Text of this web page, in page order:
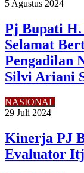
5 Agustus 2024
Pj Bupati H.
Selamat
Pengadilan
Silvi Ariani
NASIONAL
29 Juli 2024
Kinerja PJ
Evaluator